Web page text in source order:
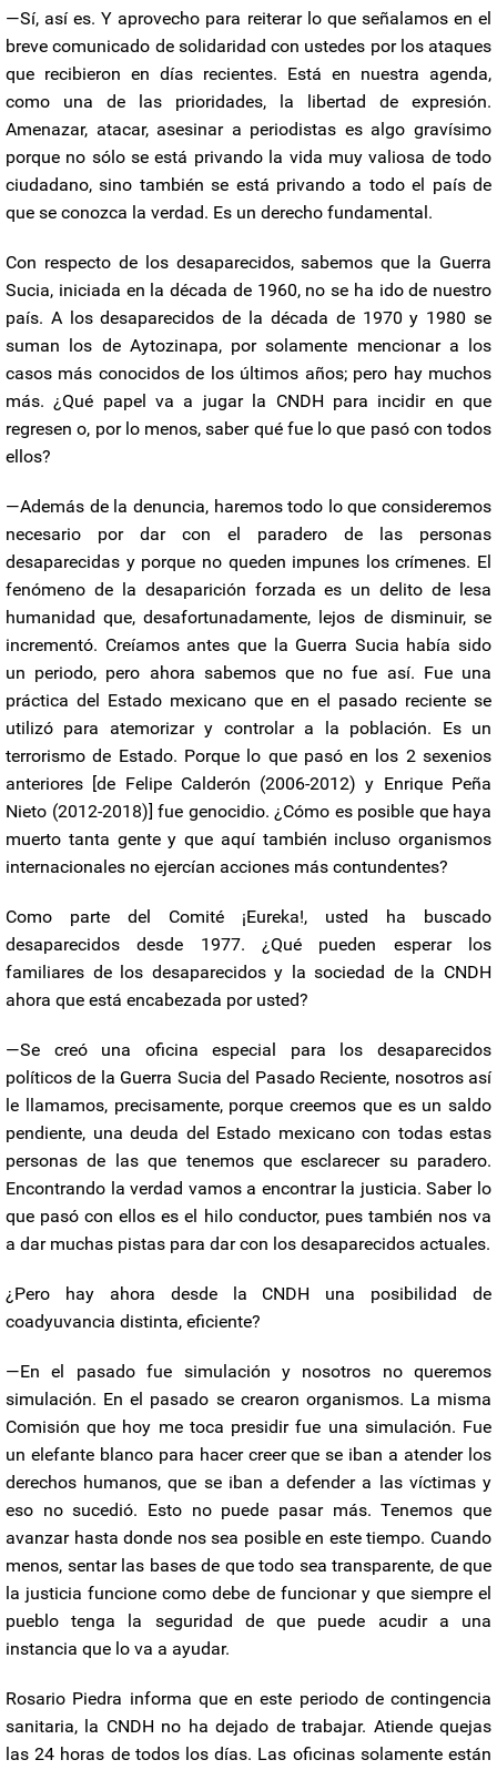
—Sí, así es. Y aprovecho para reiterar lo que señalamos en el
breve comunicado de solidaridad con ustedes por los ataques
que recibieron en días recientes. Está en nuestra agenda,
como una de las prioridades, la libertad de expresión.
Amenazar, atacar, asesinar a periodistas es algo gravísimo
porque no sólo se está privando la vida muy valiosa de todo
ciudadano, sino también se está privando a todo el país de
que se conozca la verdad. Es un derecho fundamental.
Con respecto de los desaparecidos, sabemos que la Guerra
Sucia, iniciada en la década de 1960, no se ha ido de nuestro
país. A los desaparecidos de la década de 1970 y 1980 se
suman los de Aytozinapa, por solamente mencionar a los
casos más conocidos de los últimos años; pero hay muchos
más. ¿Qué papel va a jugar la CNDH para incidir en que
regresen o, por lo menos, saber qué fue lo que pasó con todos
ellos?
—Además de la denuncia, haremos todo lo que consideremos
necesario por dar con el paradero de las personas
desaparecidas y porque no queden impunes los crímenes. El
fenómeno de la desaparición forzada es un delito de lesa
humanidad que, desafortunadamente, lejos de disminuir, se
incrementó. Creíamos antes que la Guerra Sucia había sido
un periodo, pero ahora sabemos que no fue así. Fue una
práctica del Estado mexicano que en el pasado reciente se
utilizó para atemorizar y controlar a la población. Es un
terrorismo de Estado. Porque lo que pasó en los 2 sexenios
anteriores [de Felipe Calderón (2006-2012) y Enrique Peña
Nieto (2012-2018)] fue genocidio. ¿Cómo es posible que haya
muerto tanta gente y que aquí también incluso organismos
internacionales no ejercían acciones más contundentes?
Como parte del Comité ¡Eureka!, usted ha buscado
desaparecidos desde 1977. ¿Qué pueden esperar los
familiares de los desaparecidos y la sociedad de la CNDH
ahora que está encabezada por usted?
—Se creó una oficina especial para los desaparecidos
políticos de la Guerra Sucia del Pasado Reciente, nosotros así
le llamamos, precisamente, porque creemos que es un saldo
pendiente, una deuda del Estado mexicano con todas estas
personas de las que tenemos que esclarecer su paradero.
Encontrando la verdad vamos a encontrar la justicia. Saber lo
que pasó con ellos es el hilo conductor, pues también nos va
a dar muchas pistas para dar con los desaparecidos actuales.
¿Pero hay ahora desde la CNDH una posibilidad de
coadyuvancia distinta, eficiente?
—En el pasado fue simulación y nosotros no queremos
simulación. En el pasado se crearon organismos. La misma
Comisión que hoy me toca presidir fue una simulación. Fue
un elefante blanco para hacer creer que se iban a atender los
derechos humanos, que se iban a defender a las víctimas y
eso no sucedió. Esto no puede pasar más. Tenemos que
avanzar hasta donde nos sea posible en este tiempo. Cuando
menos, sentar las bases de que todo sea transparente, de que
la justicia funcione como debe de funcionar y que siempre el
pueblo tenga la seguridad de que puede acudir a una
instancia que lo va a ayudar.
Rosario Piedra informa que en este periodo de contingencia
sanitaria, la CNDH no ha dejado de trabajar. Atiende quejas
las 24 horas de todos los días. Las oficinas solamente están